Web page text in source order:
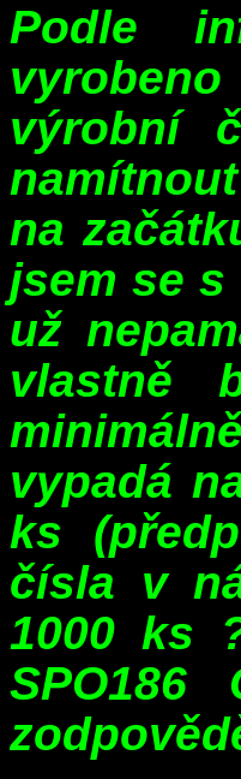
Podle
výrobní
na
jsem se s
už
vlastně
vypadá
ks
čísla v
1000 ks